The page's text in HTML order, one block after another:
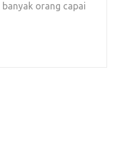
orang capai